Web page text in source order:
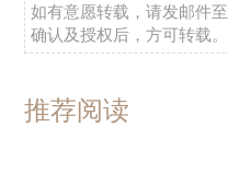
如有意愿转载，请发邮件至
确认及授权后，方可转载。
推荐阅读